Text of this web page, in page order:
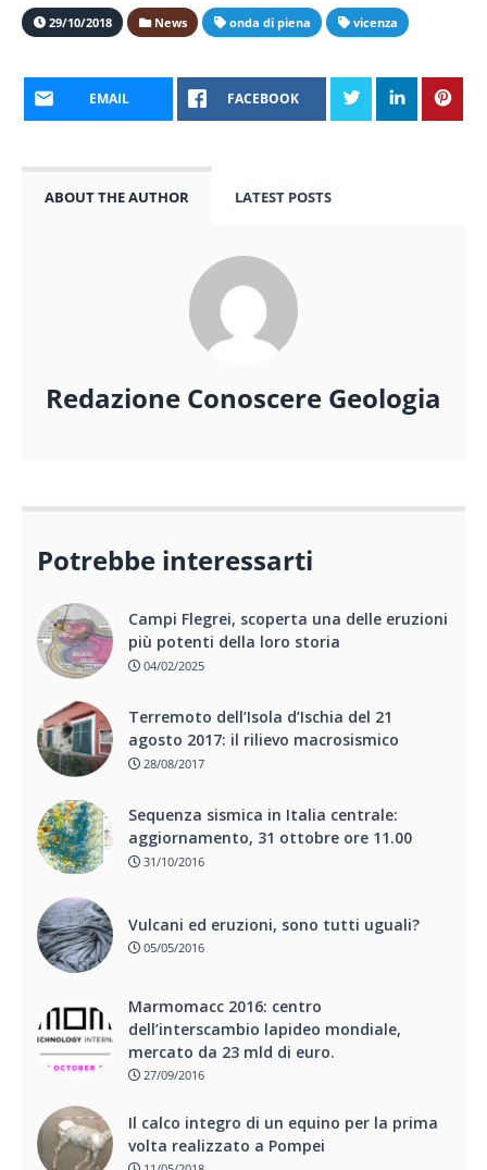
29/10/2018 News onda di piena vicenza
EMAIL FACEBOOK
ABOUT THE AUTHOR LATEST POSTS
Redazione Conoscere Geologia
Potrebbe interessarti
Campi Flegrei, scoperta una delle eruzioni
più potenti della loro storia
04/02/2025
Terremoto dell’Isola d’Ischia del 21
agosto 2017: il rilievo macrosismico
28/08/2017
Sequenza sismica in Italia centrale:
aggiornamento, 31 ottobre ore 11.00
31/10/2016
Vulcani ed eruzioni, sono tutti uguali?
05/05/2016
Marmomacc 2016: centro
dell’interscambio lapideo mondiale,
mercato da 23 mld di euro.
27/09/2016
Il calco integro di un equino per la prima
volta realizzato a Pompei